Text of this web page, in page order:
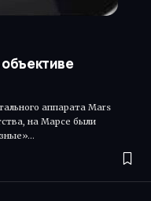
аппарата Mars
на Марсе были